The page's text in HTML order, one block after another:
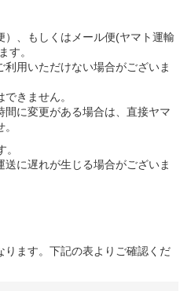
）、もしくはメール便(ヤマト運輸
す。
用いただけない場合がございま
きません。
に変更がある場合は、直接ヤマ
に遅れが生じる場合がございま
ます。下記の表よりご確認くだ